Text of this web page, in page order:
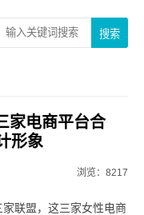
家电商平台合
形象
浏览：8217
联盟，这三家女性电商